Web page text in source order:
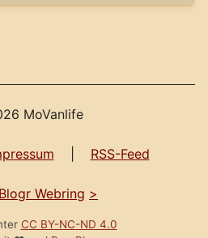
MoVanlife
RSS-Feed
Webring >
CC BY-NC-ND 4.0